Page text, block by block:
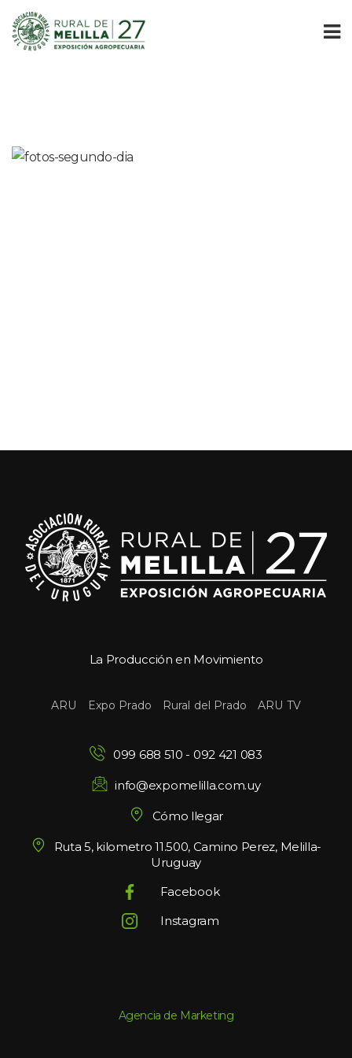
La Producción en Movimiento
ARU Expo Prado Rural del Prado ARU TV
099 688 510 - 092 421 083
info@expomelilla.com.uy
Cómo llegar
Ruta 5, kilometro 11.500, Camino Perez, Melilla-
Uruguay
Facebook
Instagram
Agencia de Marketing